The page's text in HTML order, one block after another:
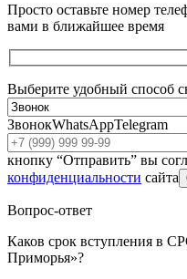
Просто оставьте номер
вами в ближайшее время
Выберите удобный способ
ЗвонокWhatsAppTelegram
кнопку “Отправить” вы
конфиденциальности сайта
Вопрос-ответ
Каков срок вступления в
Приморья»?